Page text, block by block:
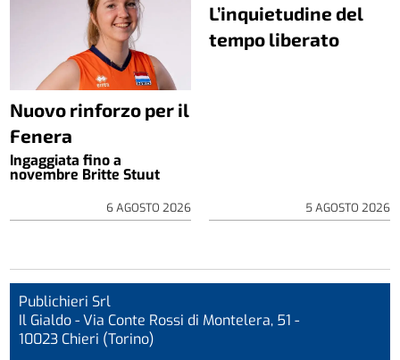
Nuovo rinforzo per il
Fenera
Ingaggiata fino a
novembre Britte Stuut
6 AGOSTO 2026
L’inquietudine del
tempo liberato
5 AGOSTO 2026
Publichieri Srl
Il Gialdo - Via Conte Rossi di Montelera, 51 -
10023 Chieri (Torino)